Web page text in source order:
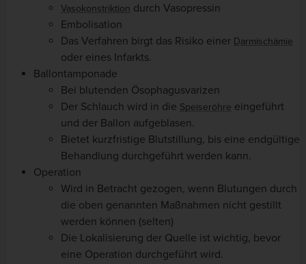
Vasokonstriktion durch Vasopressin
Embolisation
Das Verfahren birgt das Risiko einer Darmischämie
oder eines Infarkts.
Ballontamponade
Bei blutenden Ösophagusvarizen
Der Schlauch wird in die Speiseröhre eingeführt
und der Ballon aufgeblasen.
Bietet kurzfristige Blutstillung, bis eine endgültige
Behandlung durchgeführt werden kann.
Operation
Wird in Betracht gezogen, wenn Blutungen durch
die oben genannten Maßnahmen nicht gestillt
werden können (selten)
Die Lokalisierung der Quelle ist wichtig, bevor
eine Operation durchgeführt wird.